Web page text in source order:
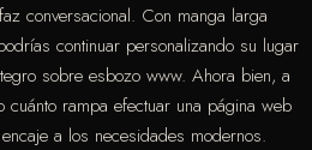
conversacional. Con manga larga
continuar personalizando su lugar
sobre esbozo www. Ahora bien, a
cuánto rampa efectuar una página web
a los necesidades modernos.